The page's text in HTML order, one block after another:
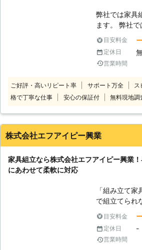
対応しており
様の生活をサ
様の困ったを
弊社では家具
ます。 弊社
困ったを解決
空間になるよ
す。 「一人で行うのは無理、でも業
者に依頼する
ず。 弊社で
で、お客様の
紙張り替え工
工事、網戸張
用合板張り工
ル工事、コ
工事、フェン
周り工事、駐
刈り作業、剪
工事等、弊社
ておりますの
目安料金
定休日
営業時間
ご好評・高いリピート率 サポート万全 ス
格で丁寧な仕事
安心の保証付 無料現地調
株式会社エフアイピー興業
家具組立なら株式会社エフアイピー興業
にあわせて柔軟に対応
「組み立て
で組立てられ
ら不安」 「
家具移動まで依頼
に家具組立に
目安料金
定休日 -
営業時間